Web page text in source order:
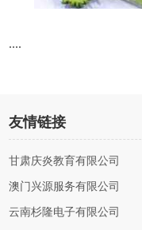
....
友情链接
甘肃庆炎教育有限公司
澳门兴源服务有限公司
云南杉隆电子有限公司